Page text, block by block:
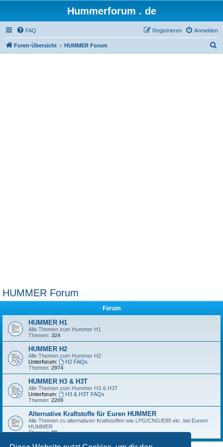
Hummerforum . de
FAQ Anmelden
Registrieren
Foren-Übersicht HUMMER Forum
HUMMER Forum
Forum
HUMMER H1
Alle Themen zum Hummer H1
Themen: 324
HUMMER H2
Alle Themen zum Hummer H2
Unterforum:
H2 FAQs
Themen: 2974
HUMMER H3 & H3T
Alle Themen zum Hummer H3 & H3T
Unterforum:
H3 & H3T FAQs
Themen: 2209
Alternative Kraftstoffe für Euren HUMMER
Alle Themen zu alternativen Kraftstoffen wie LPG/CNG/E85 etc. bei Eurem
HUMMER
Themen:88